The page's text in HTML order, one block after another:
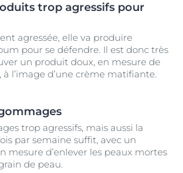
trop agressifs pour
agressée, elle va produire
pour se défendre. Il est donc très
un produit doux, en mesure de
l’image d’une crème matifiante.
trop agressifs, mais aussi la
par semaine suffit, avec un
mesure d’enlever les peaux mortes
de peau.